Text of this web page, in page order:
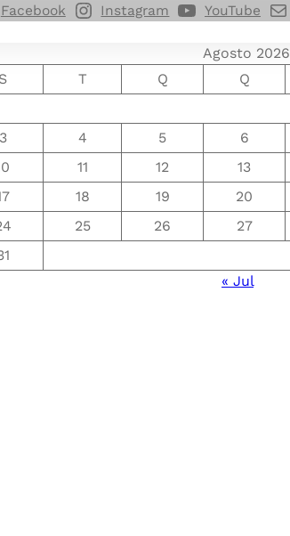
Facebook Instagram YouTube
Agosto 2026
S
T Q Q
3
4 5 6
11 12 13
18 19 20
25 26 27
« Jul